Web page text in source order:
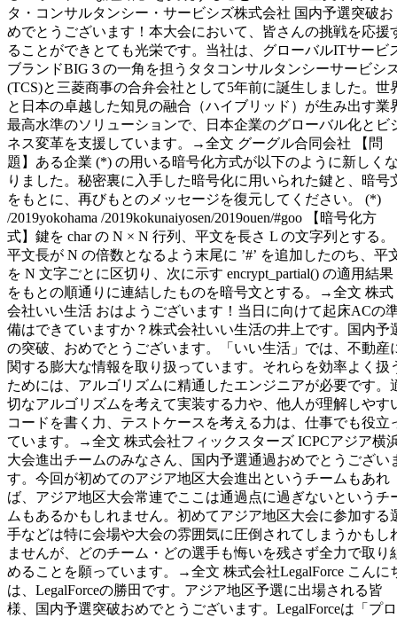
タ・コンサルタンシー・サービシズ株式会社 国内予選突破お
めでとうございます！本大会において、皆さんの挑戦を応援
ることができとても光栄です。当社は、グローバルITサービ
ブランドBIG３の一角を担うタタコンサルタンシーサービシ
(TCS)と三菱商事の合弁会社として5年前に誕生しました。世
と日本の卓越した知見の融合（ハイブリッド）が生み出す業
最高水準のソリューションで、日本企業のグローバル化とビ
ネス変革を支援しています。→全文 グーグル合同会社 【問
題】ある企業 (*) の用いる暗号化方式が以下のように新しく
りました。秘密裏に入手した暗号化に用いられた鍵と、暗号
をもとに、再びもとのメッセージを復元してください。 (*)
/2019yokohama /2019kokunaiyosen/2019ouen/#goo 【暗号化方
式】鍵を char の N × N 行列、平文を長さ L の文字列とする。
平文長が N の倍数となるよう末尾に ’#’ を追加したのち、平
を N 文字ごとに区切り、次に示す encrypt_partial() の適用結果
をもとの順通りに連結したものを暗号文とする。→全文 株式
会社いい生活 おはようございます！当日に向けて起床ACの
備はできていますか？株式会社いい生活の井上です。国内予
の突破、おめでとうございます。「いい生活」では、不動産
関する膨大な情報を取り扱っています。それらを効率よく扱
ためには、アルゴリズムに精通したエンジニアが必要です。
切なアルゴリズムを考えて実装する力や、他人が理解しやす
コードを書く力、テストケースを考える力は、仕事でも役立
ています。→全文 株式会社フィックスターズ ICPCアジア横
大会進出チームのみなさん、国内予選通過おめでとうござい
す。今回が初めてのアジア地区大会進出というチームもあれ
ば、アジア地区大会常連でここは通過点に過ぎないというチ
ムもあるかもしれません。初めてアジア地区大会に参加する
手などは特に会場や大会の雰囲気に圧倒されてしまうかもし
ませんが、どのチーム・どの選手も悔いを残さず全力で取り
めることを願っています。→全文 株式会社LegalForce こんに
は、LegalForceの勝田です。アジア地区予選に出場される皆
様、国内予選突破おめでとうございます。LegalForceは「プロ